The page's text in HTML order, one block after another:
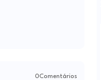
0Comentários